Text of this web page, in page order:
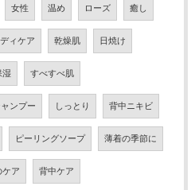
女性 温め ローズ 癒し
ィケア 乾燥肌 日焼け
湿 すべすべ肌
ンプー しっとり 背中ニキビ
ピーリングソープ 薄着の季節に
ケア 背中ケア